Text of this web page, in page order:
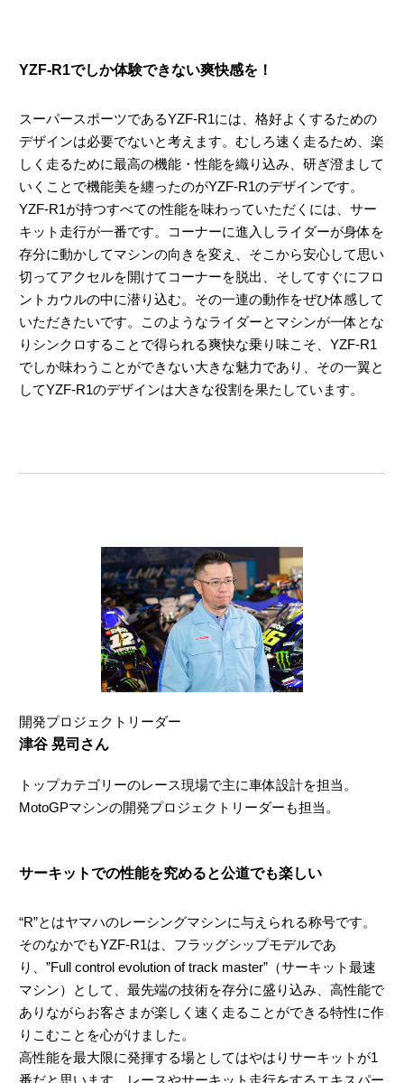
YZF-R1でしか体験できない爽快感を！
スーパースポーツであるYZF-R1には、格好よくするための
デザインは必要でないと考えます。むしろ速く走るため、楽
しく走るために最高の機能・性能を織り込み、研ぎ澄まして
いくことで機能美を纏ったのがYZF-R1のデザインです。
YZF-R1が持つすべての性能を味わっていただくには、サー
キット走行が一番です。コーナーに進入しライダーが身体を
存分に動かしてマシンの向きを変え、そこから安心して思い
切ってアクセルを開けてコーナーを脱出、そしてすぐにフロ
ントカウルの中に潜り込む。その一連の動作をぜひ体感して
いただきたいです。このようなライダーとマシンが一体とな
りシンクロすることで得られる爽快な乗り味こそ、YZF-R1
でしか味わうことができない大きな魅力であり、その一翼と
してYZF-R1のデザインは大きな役割を果たしています。
開発プロジェクトリーダー
津谷 晃司さん
トップカテゴリーのレース現場で主に車体設計を担当。
MotoGPマシンの開発プロジェクトリーダーも担当。
サーキットでの性能を究めると公道でも楽しい
“R”とはヤマハのレーシングマシンに与えられる称号です。
そのなかでもYZF-R1は、フラッグシップモデルであ
り、”Full control evolution of track master”（サーキット最速
マシン）として、最先端の技術を存分に盛り込み、高性能で
ありながらお客さまが楽しく速く走ることができる特性に作
りこむことを心がけました。
高性能を最大限に発揮する場としてはやはりサーキットが1
番だと思います。レースやサーキット走行をするエキスパー